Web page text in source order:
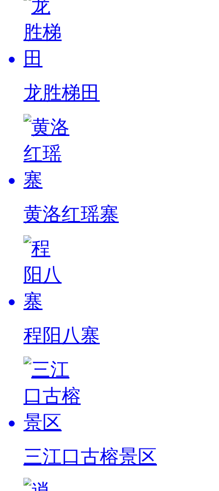
龙胜梯田
黄洛红瑶寨
程阳八寨
三江口古榕景区